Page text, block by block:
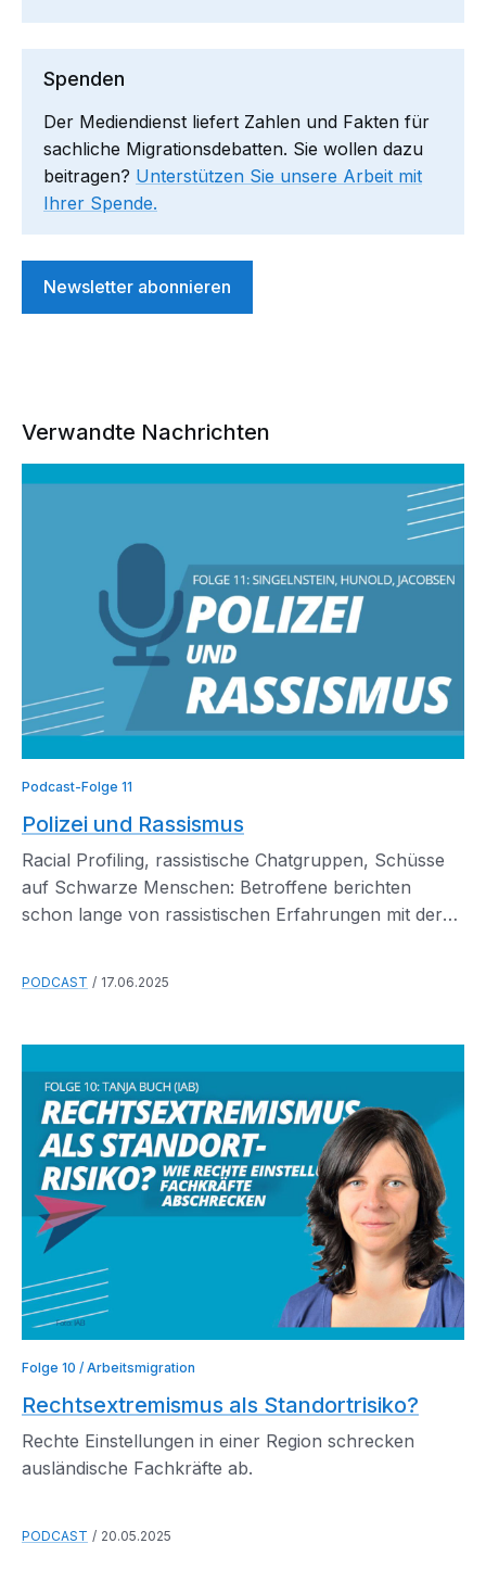
Spenden
Der Mediendienst liefert Zahlen und Fakten für
sachliche Migrationsdebatten. Sie wollen dazu
beitragen? Unterstützen Sie unsere Arbeit mit
Ihrer Spende.
Newsletter abonnieren
Verwandte Nachrichten
Podcast-Folge 11
Polizei und Rassismus
Racial Profiling, rassistische Chatgruppen, Schüsse
auf Schwarze Menschen: Betroffene berichten
schon lange von rassistischen Erfahrungen mit der
PODCAST 17.06.2025
Folge 10 / Arbeitsmigration
Rechtsextremismus als Standortrisiko?
Rechte Einstellungen in einer Region schrecken
ausländische Fachkräfte ab.
PODCAST 20.05.2025